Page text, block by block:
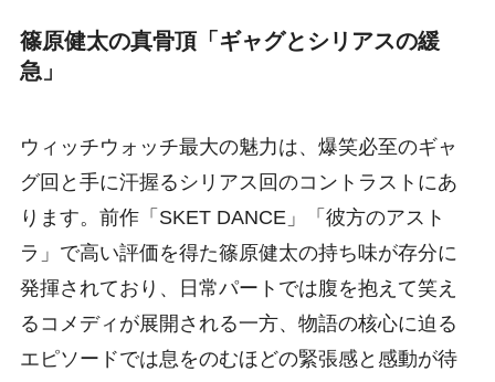
篠原健太の真骨頂「ギャグとシリアスの緩
急」
ウィッチウォッチ最大の魅力は、爆笑必至のギャ
グ回と手に汗握るシリアス回のコントラストにあ
ります。前作「SKET DANCE」「彼方のアスト
ラ」で高い評価を得た篠原健太の持ち味が存分に
発揮されており、日常パートでは腹を抱えて笑え
るコメディが展開される一方、物語の核心に迫る
エピソードでは息をのむほどの緊張感と感動が待